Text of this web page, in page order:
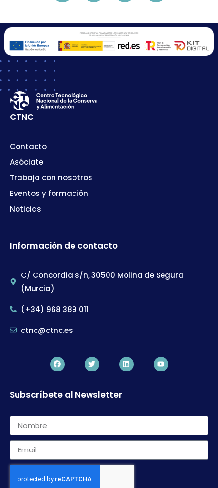
CTNC
Contacto
Asóciate
Trabaja con nosotros
Eventos y formación
Noticias
Información de contacto
C/ Concordia s/n, 30500 Molina de Segura
(Murcia)
(+34) 968 389 011
ctnc@ctnc.es
Subscríbete al Newsletter